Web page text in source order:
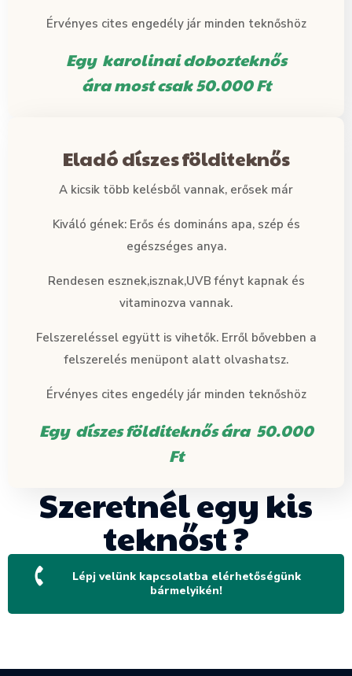
Érvényes cites engedély jár minden teknőshöz
Egy karolinai dobozteknős
ára most csak 50.000 Ft
Eladó díszes földiteknős
A kicsik több kelésből vannak, erősek már
Kiváló gének: Erős és domináns apa, szép és
egészséges anya.
Rendesen esznek,isznak,UVB fényt kapnak és
vitaminozva vannak.
Felszereléssel együtt is vihetők. Erről bővebben a
felszerelés menüpont alatt olvashatsz.
Érvényes cites engedély jár minden teknőshöz
Egy díszes földiteknős ára 50.000
Ft
Szeretnél egy kis
teknőst ?
Lépj velünk kapcsolatba elérhetőségünk
bármelyikén!